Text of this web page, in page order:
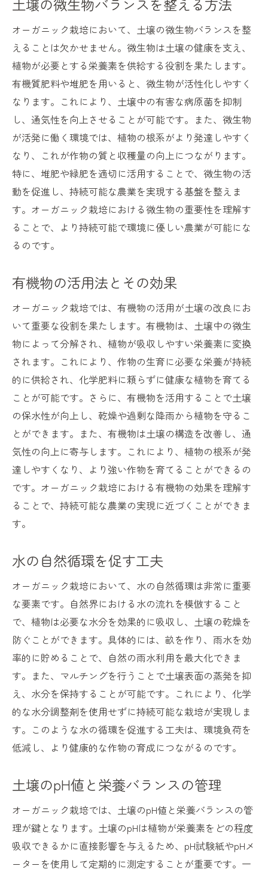
土壌の微生物バランスを整える方法
オーガニック栽培において、土壌の微生物バランスを整
えることは欠かせません。微生物は土壌の健康を支え、
植物が必要とする栄養素を供給する役割を果たします。
有機質肥料や堆肥を用いると、微生物が活性化しやすく
なります。これにより、土壌中の有害な病原菌を抑制
し、通気性を向上させることが可能です。また、微生物
が活発に働く環境では、植物の根系がより発達しやすく
なり、これが作物の質と収穫量の向上につながります。
特に、堆肥や緑肥を適切に活用することで、微生物の活
動を促進し、持続可能な農業を実現する基盤を整えま
す。オーガニック栽培における微生物の重要性を理解す
ることで、より持続可能で環境に優しい農業が可能にな
るのです。
有機物の活用法とその効果
オーガニック栽培では、有機物の活用が土壌の改良にお
いて重要な役割を果たします。有機物は、土壌中の微生
物によって分解され、植物が吸収しやすい栄養素に変換
されます。これにより、作物の生育に必要な栄養が持続
的に供給され、化学肥料に頼らずに健康な植物を育てる
ことが可能です。さらに、有機物を活用することで土壌
の保水性が向上し、乾燥や過剰な降雨から植物を守るこ
とができます。また、有機物は土壌の構造を改善し、通
気性の向上に寄与します。これにより、植物の根系が発
達しやすくなり、より強い作物を育てることができるの
です。オーガニック栽培における有機物の効果を理解す
ることで、持続可能な農業の実現に近づくことができま
す。
水の自然循環を促す工夫
オーガニック栽培において、水の自然循環は非常に重要
な要素です。自然界における水の流れを模倣すること
で、植物は必要な水分を効果的に吸収し、土壌の乾燥を
防ぐことができます。具体的には、畝を作り、雨水を効
率的に貯めることで、自然の雨水利用を最大化できま
す。また、マルチングを行うことで土壌表面の蒸発を抑
え、水分を保持することが可能です。これにより、化学
的な水分調整剤を使用せずに持続可能な栽培が実現しま
す。このような水の循環を促進する工夫は、環境負荷を
低減し、より健康的な作物の育成につながるのです。
土壌のpH値と栄養バランスの管理
オーガニック栽培では、土壌のpH値と栄養バランスの管
理が鍵となります。土壌のpHは植物が栄養素をどの程度
吸収できるかに直接影響を与えるため、pH試験紙やpHメ
ーターを使用して定期的に測定することが重要です。一